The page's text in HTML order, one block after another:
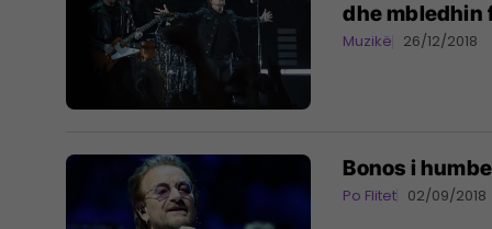
dhe mbledhin
Muzikë 26/12/2018
Bonos i
Po Flitet 02/09/2018